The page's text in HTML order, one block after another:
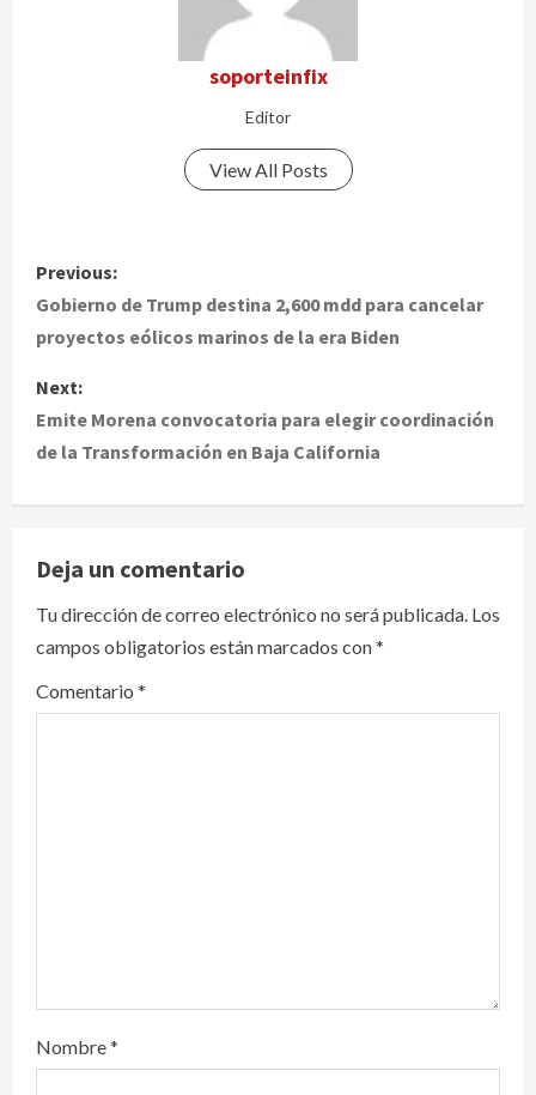
soporteinfix
Editor
View All Posts
P
o
s
t
n
a
v
i
g
a
Previous:
Gobierno de Trump destina 2,600 mdd para cancelar
proyectos eólicos marinos de la era Biden
Next:
Emite Morena convocatoria para elegir coordinación
de la Transformación en Baja California
Deja un comentario
Tu dirección de correo electrónico no será publicada. Los
campos obligatorios están marcados con*
Comentario *
Nombre*